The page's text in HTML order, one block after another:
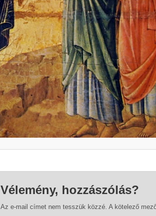
Vélemény, hozzászólás?
Az e-mail címet nem tesszük közzé. A kötelező